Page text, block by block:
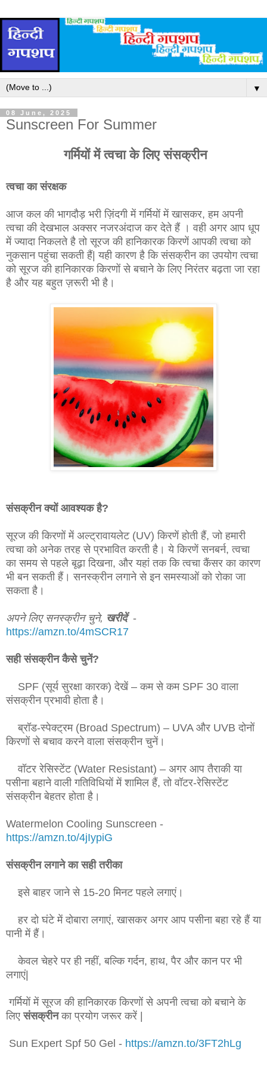
▼
08 June, 2025
Sunscreen For Summer
गर्मियों में त्वचा के लिए संसक्रीन
त्वचा का संरक्षक
आज कल की भागदौड़ भरी ज़िंदगी में गर्मियों में खासकर, हम अपनी
त्वचा की देखभाल अक्सर नजरअंदाज कर देते हैं । वही अगर आप धूप
में ज्यादा निकलते है तो सूरज की हानिकारक किरणें आपकी त्वचा को
नुकसान पहुंचा सकती हैं| यही कारण है कि संसक्रीन का उपयोग त्वचा
कोसूरज की हानिकारक किरणों से बचाने के लिए निरंतर बढ़ता जा रहा
है और यह बहुतज़रूरी भी है।
संसक्रीनक्यों आवश्यक है?
सूरज की किरणों में अल्ट्रावायलेट (UV) किरणें होती हैं, जो हमारी
त्वचा को अनेक तरह से प्रभावित करती है। ये किरणें सनबर्न, त्वचा
का समय से पहले बूढ़ा दिखना, और यहां तक कि त्वचा कैंसर का कारण
भी बन सकती हैं।सनस्क्रीनलगाने से इन समस्याओं को रोका जा
सकता है।
अपने लिए सनस्क्रीन चुने, खरीदें -
https://amzn.to/4mSCR17
सही संसक्रीन कैसे चुनें?
SPF (सूर्य सुरक्षा कारक) देखें – कम से कम SPF 30 वाला
संसक्रीन प्रभावी होता है।
ब्रॉड-स्पेक्ट्रम (Broad Spectrum) – UVA और UVB दोनों
किरणों से बचाव करने वाला संसक्रीन चुनें।
वॉटर रेसिस्टेंट (Water Resistant) – अगर आप तैराकी या
पसीना बहाने वाली गतिविधियों में शामिल हैं, तो वॉटर-रेसिस्टेंट
संसक्रीन बेहतर होता है।
Watermelon Cooling Sunscreen -
https://amzn.to/4jIypiG
संसक्रीन लगाने का सही तरीका
इसे बाहर जाने से 15-20 मिनट पहले लगाएं।
हर दो घंटे में दोबारा लगाएं, खासकर अगर आप पसीना बहा रहे हैं या
पानी में हैं।
केवल चेहरे पर ही नहीं, बल्कि गर्दन, हाथ, पैर और कान पर भी
लगाएं|
गर्मियों में सूरज की हानिकारक किरणों से अपनी त्वचा को बचाने के
लिएसंसक्रीनका प्रयोग जरूर करें |
Sun Expert Spf 50 Gel - https://amzn.to/3FT2hLg